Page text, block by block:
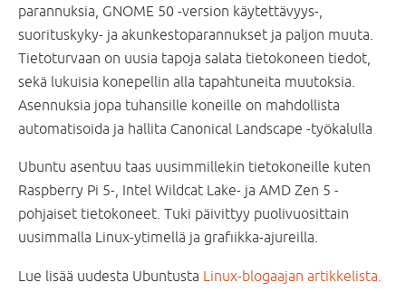
parannuksia, GNOME 50 -version käytettävyys-,
suorituskyky- ja akunkestoparannukset ja paljon muuta.
Tietoturvaan on uusia tapoja salata tietokoneen tiedot,
sekä lukuisia konepellin alla tapahtuneita muutoksia.
Asennuksia jopa tuhansille koneille on mahdollista
automatisoida ja hallita Canonical Landscape -työkalulla
Ubuntu asentuu taas uusimmillekin tietokoneille kuten
Raspberry Pi 5-, Intel Wildcat Lake- ja AMD Zen 5 -
pohjaiset tietokoneet. Tuki päivittyy puolivuosittain
uusimmalla Linux-ytimellä ja grafiikka-ajureilla.
Lue lisää uudesta Ubuntusta Linux-blogaajan artikkelista.